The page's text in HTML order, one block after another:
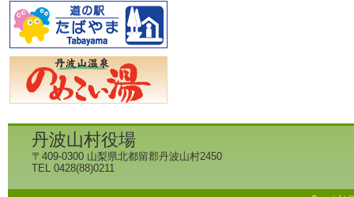
丹波山村役場
〒409-0300 山梨県北都留郡丹波山村2450
TEL 0428(88)0211